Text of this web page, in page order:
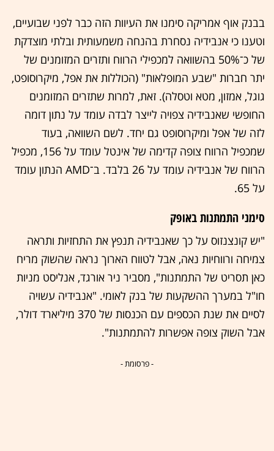
בבנק אוף אמריקה סימנו את העיוות הזה כבר לפני שבועיים,
וטענו כי אנבידיה נסחרת בהנחה משמעותית ובלתי מוצדקת
של כ־50% בהשוואה למכפילי הרווח ותזרים המזומנים של
יתר חברות "שבע המופלאות" (הכוללות את אפל, מיקרוסופט,
גוגל, אמזון, מטא וטסלה). זאת, למרות שתזרים המזומנים
החופשי שאנבידיה צפויה לייצר לבדה עומד על נתון דומה
לזה של אפל ומיקרוסופט גם יחד. לשם השוואה, בעוד
שמכפיל הרווח צופה קדימה של אינטל עומד על 156, מכפיל
הרווח של אנבידיה עומד על 26 בלבד. ב־AMD הנתון עומד
על 65.
סימני התמתנות באופק
"יש קונצנזוס על כך שאנבידיה תנפץ את התחזיות ותראה
צמיחה ורווחיות נאה, אבל לטווח הארוך נראה שהשוק מריח
כאן תסריט של התמתנות", מסביר ניר אורגד, אנליסט מניות
חו"ל במערך ההשקעות של בנק לאומי. "אנבידיה עשויה
לסיים את שנת הכספים עם הכנסות של 370 מיליארד דולר,
אבל השוק צופה אפשרות להתמתנות".
- פרסומת -